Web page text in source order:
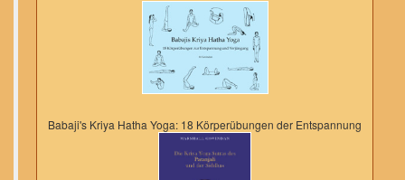
Babaji's Kriya Hatha Yoga: 18 Körperübungen der Entspannung